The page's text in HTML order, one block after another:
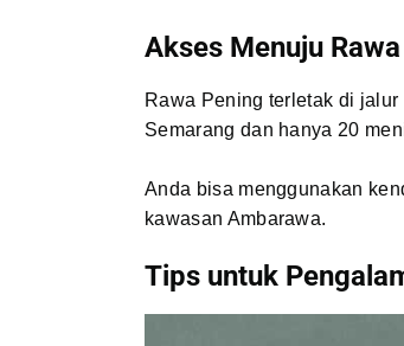
Akses Menuju
Rawa Pening terletak di
Semarang dan hanya 20
Anda bisa menggunakan
kawasan Ambarawa.
Tips untuk